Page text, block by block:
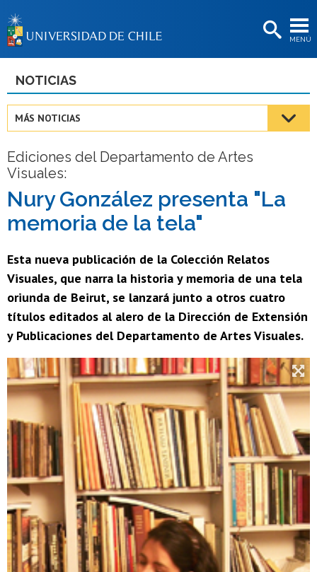
MENÚ
BIBLIOTECAS
Estudiantes
Académicas/os
Funcionarias/os
Egresadas/os
NOTICIAS
MÁS NOTICIAS
Ediciones del Departamento de Artes
Visuales:
Nury González presenta "La
memoria de la tela"
Esta nueva publicación de la Colección Relatos
Visuales, que narra la historia y memoria de una tela
oriunda de Beirut, se lanzará junto a otros cuatro
títulos editados al alero de la Dirección de Extensión
y Publicaciones del Departamento de Artes Visuales.